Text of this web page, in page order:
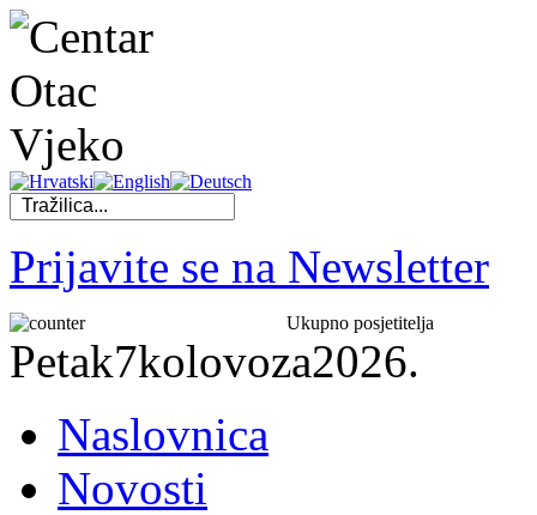
Prijavite se na Newsletter
Ukupno posjetitelja
Petak7kolovoza2026.
Naslovnica
Novosti